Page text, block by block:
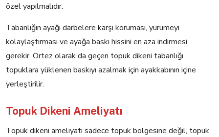
özel yapılmalıdır.
Tabanlığın ayağı darbelere karşı koruması, yürümeyi
kolaylaştırması ve ayağa baskı hissini en aza indirmesi
gerekir. Ortez olarak da geçen topuk dikeni tabanlığı
topuklara yüklenen baskıyı azalmak için ayakkabının içine
yerleştirilir.
Topuk Dikeni Ameliyatı
Topuk dikeni ameliyatı sadece topuk bölgesine değil, topuk